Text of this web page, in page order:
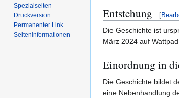
Entstehung [
Die Geschichte ist
März 2024 auf
Einordnung in
Die Geschichte bildet
eine Nebenhandlung
Spezialseiten
Druckversion
Permanenter Link
Seiten­­informationen